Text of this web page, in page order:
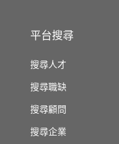
平台搜尋
搜尋人才
搜尋職缺
搜尋顧問
搜尋企業